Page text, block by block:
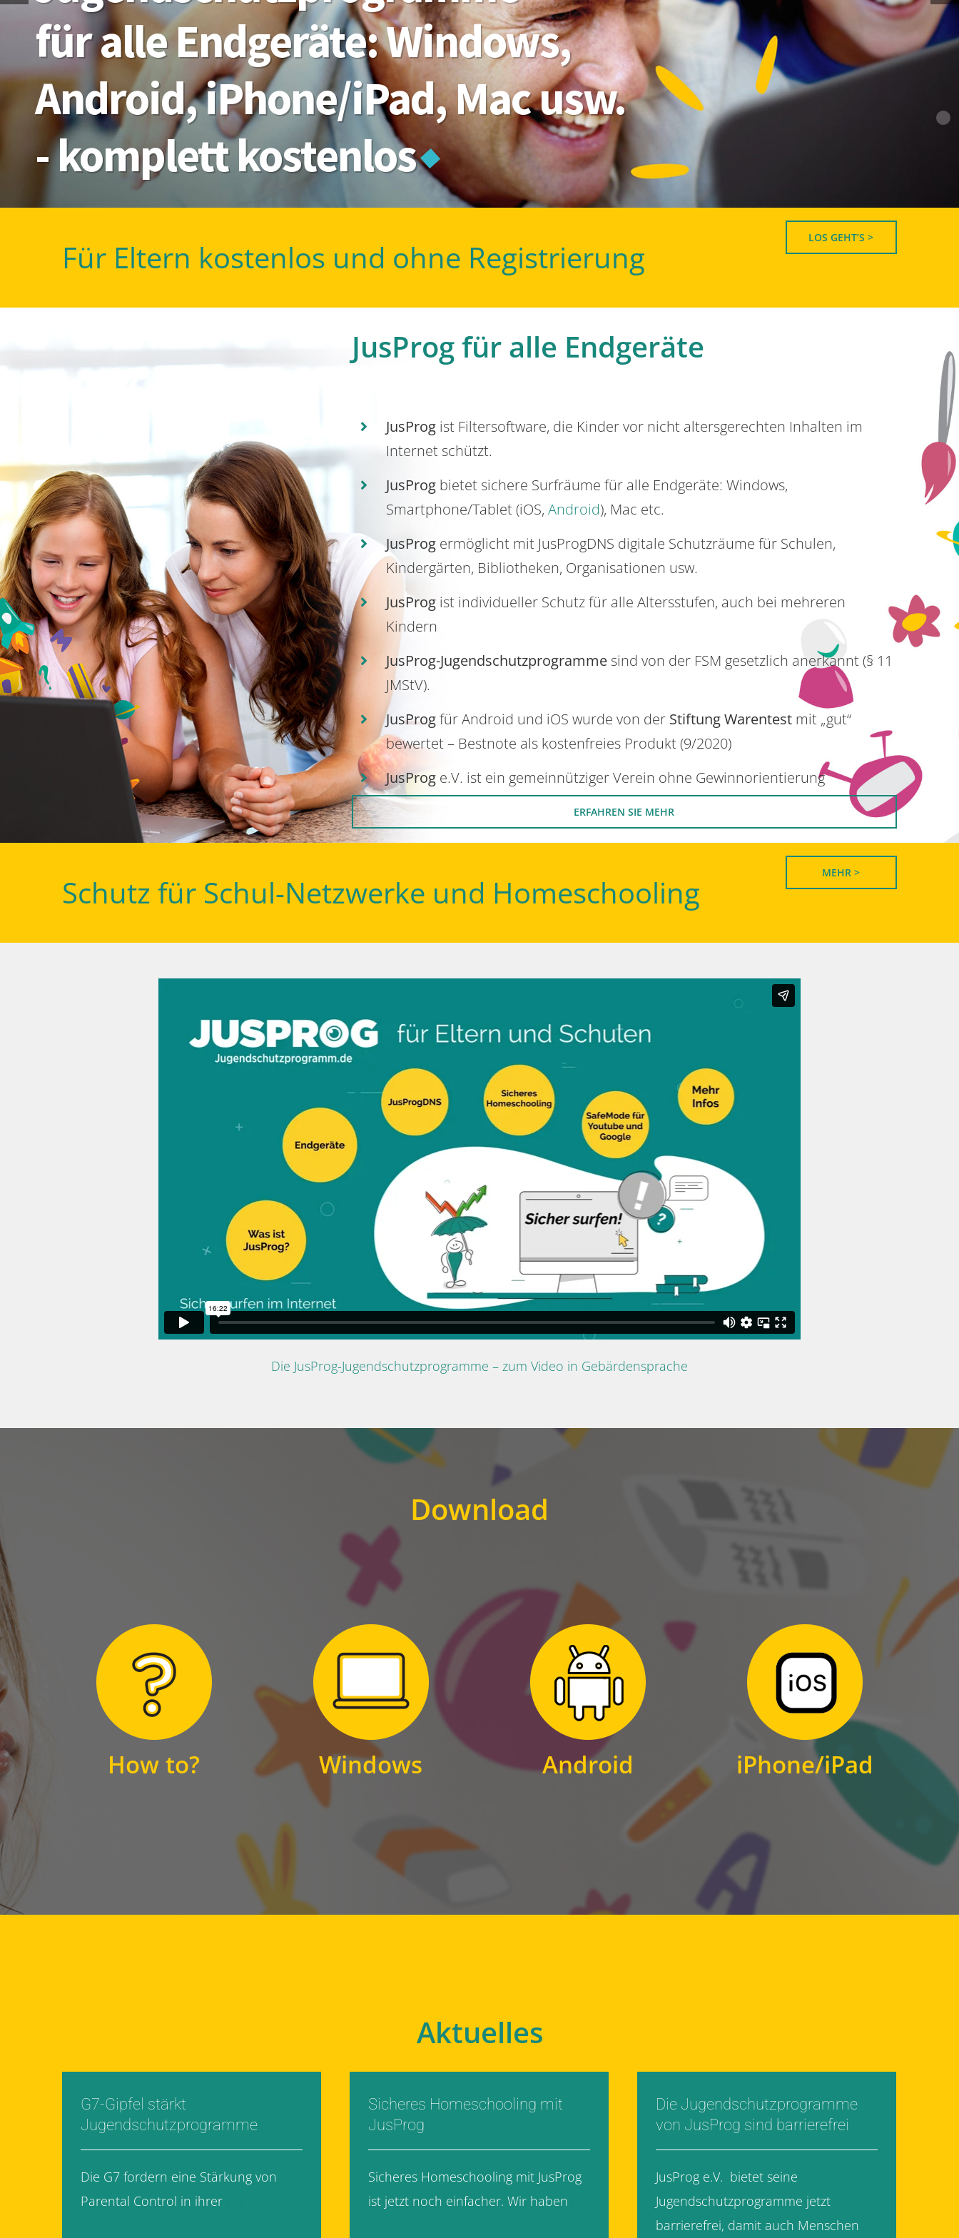
- komplett kostenlos
Android, iPhone/iPad, Mac usw.
für alle Endgeräte: Windows,
Für Eltern kostenlos und ohne Registrierung
LOS GEHT’S >
JusProg für alle Endgeräte
JusProgist Filtersoftware, die Kinder vor nicht altersgerechten Inhalten im
Internet schützt.
JusProgbietet sichere Surfräume für alle Endgeräte: Windows,
Smartphone/Tablet (iOS, Android), Mac etc.
JusProg ermöglicht mit JusProgDNS digitale Schutzräume für Schulen,
Kindergärten, Bibliotheken, Organisationen usw.
JusProgist individueller Schutz für alle Altersstufen, auch bei mehreren
Kindern
JusProg-Jugendschutzprogrammesind von der FSM gesetzlich anerkannt (§ 11
JMStV).
JusProgfür Android und iOS wurde von der Stiftung Warentestmit „gut“
bewertet – Bestnote als kostenfreies Produkt (9/2020)
JusProge.V. ist ein gemeinnütziger Verein ohne Gewinnorientierung
ERFAHREN SIE MEHR
Schutz für Schul-Netzwerke und Homeschooling
MEHR >
Die JusProg-Jugendschutzprogramme – zum Video in Gebärdensprache
Download
How to?
Hier finden Sie
Windows
Zum Download
für Windows
Android
Zum Download
für Android
iPhone/iPad
Zum Download
für iPhone und iPad
Aktuelles
G7-Gipfel stärkt
Jugendschutzprogramme
Die G7 fordern eine Stärkung von
Parental Control in ihrer
Sicheres Homeschooling mit
JusProg
Sicheres Homeschooling mit JusProg
ist jetzt noch einfacher. Wir haben
Die Jugendschutzprogramme
von JusProg sind barrierefrei
JusProg e.V. bietet seine
Jugendschutzprogramme jetzt
barrierefrei, damit auch Menschen